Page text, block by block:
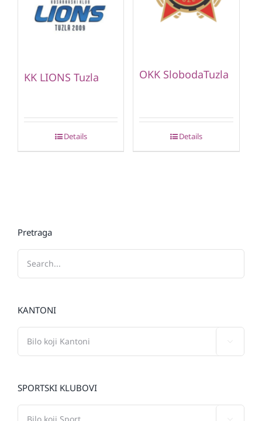
KK LIONS Tuzla
Details
OKK SlobodaTuzla
Details
Pretraga
KANTONI
SPORTSKI KLUBOVI